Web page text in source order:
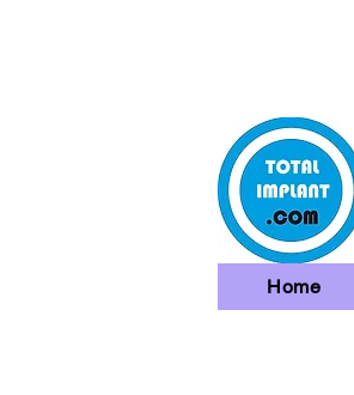
Home